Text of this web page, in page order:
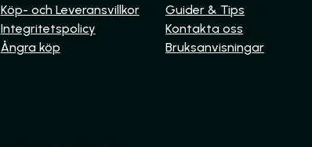
Köp- och Leveransvillkor
Integritetspolicy
Ångra köp
Guider & Tips
Kontakta oss
Bruksanvisningar